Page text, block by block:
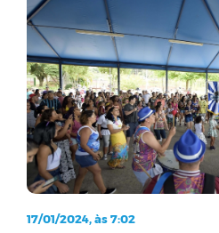
17/01/2024, às 7:02